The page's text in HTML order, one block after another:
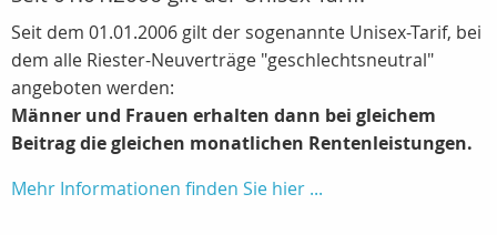
Seit dem 01.01.2006 gilt der sogenannte Unisex-Tarif, bei
dem alle Riester-Neuverträge "geschlechtsneutral"
angeboten werden:
Männer und Frauen erhalten dann bei gleichem
Beitrag die gleichen monatlichen Rentenleistungen.
Mehr Informationen finden Sie hier ...